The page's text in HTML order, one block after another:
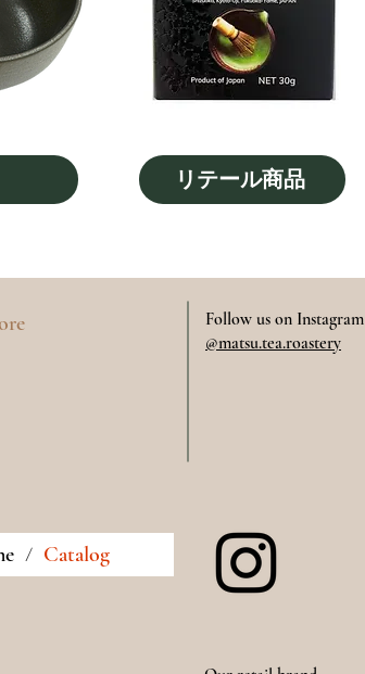
リテール商品
Follow us on Instagram
@matsu.tea.roastery
/ Catalog